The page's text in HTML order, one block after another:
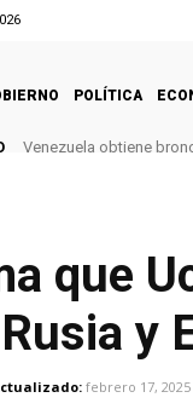
POLÍTICA
Venezuela obtiene
que
y
febrero 17, 2025